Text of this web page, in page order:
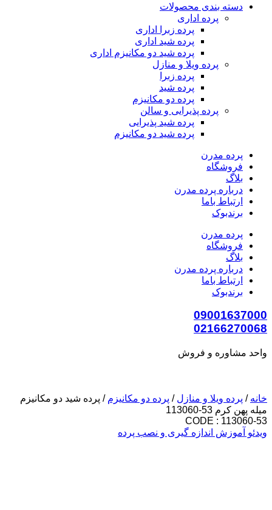
دسته بندی محصولات
پرده اداری
پرده زبرا اداری
پرده شید اداری
پرده شید دو مکانیزم اداری
پرده ویلا و منازل
پرده زبرا
پرده شید
پرده دو مکانیزم
پرده پذیرایی و سالن
پرده شید پذیرایی
پرده شید دو مکانیزم
پرده مدرن
فروشگاه
بلاگ
درباره پرده مدرن
ارتباط باما
برندبوک
پرده مدرن
فروشگاه
بلاگ
درباره پرده مدرن
ارتباط باما
برندبوک
09001637000
02166270068
واحد مشاوره و فروش
خانه / پرده ویلا و منازل / پرده دو مکانیزم / پرده شید دو مکانیزم
میله پهن کرم 53-113060
CODE : 113060-53
ویدئو آموزش اندازه گیری و نصب پرده